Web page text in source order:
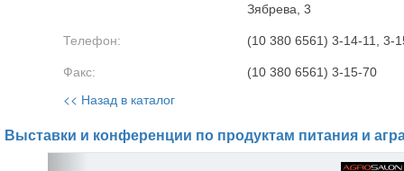
Зябрева, 3
Телефон: (10 380 6561) 3-14-11, 3-
Факс: (10 380 6561) 3-15-70
<< Назад в каталог
Выставки и конференции по продуктам питания и